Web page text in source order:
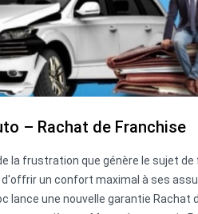
– Rachat de Franchise
la frustration que génère le sujet de
un confort maximal à ses
lance une nouvelle garantie Rachat